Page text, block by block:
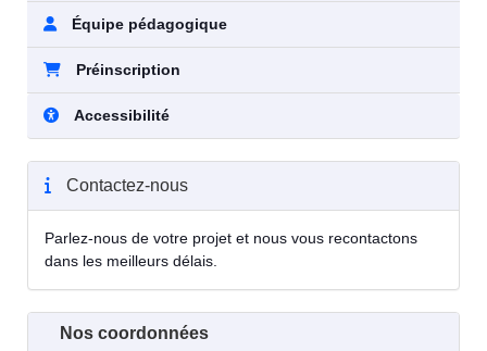
Équipe pédagogique
Préinscription
Accessibilité
Contactez-nous
Parlez-nous de votre projet et nous vous recontactons
dans les meilleurs délais.
Nos coordonnées